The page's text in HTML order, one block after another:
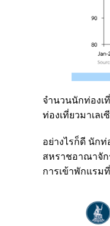
จำนวนนักท่องเ
ท่องเที่ยวมาเล
อย่างไรก็ดี นัก
สหราชอาณาจัก
การเข้าพักแรม